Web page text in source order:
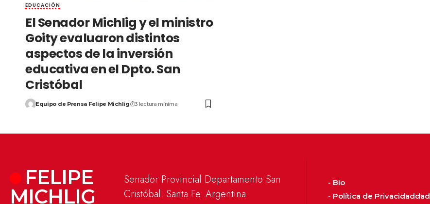
EDUCACIÓN
El Senador Michlig y el ministro
Goity evaluaron distintos
aspectos de la inversión
educativa en el Dpto. San
Cristóbal
Equipo de Prensa Felipe Michlig 3 lectura mínima
FELIPE
MICHLIG
Senador Provincial Departamento San
Cristóbal. Santa Fe. Argentina
- Bio
- Política de Privacidaddad